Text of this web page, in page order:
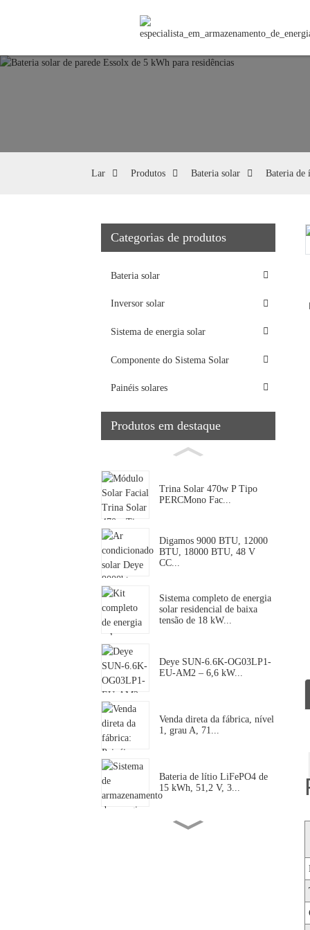
Lar Produtos Bateria solar Bateria de
Categorias de produtos
Bateria solar
Inversor solar
Sistema de energia solar
Componente do Sistema Solar
Painéis solares
Produtos em destaque
Trina Solar 470w P Tipo
PERCMono Fac...
Digamos 9000 BTU, 12000
BTU, 18000 BTU, 48 V
CC...
Sistema completo de energia
solar residencial de baixa
tensão de 18 kW...
Deye SUN-6.6K-OG03LP1-
EU-AM2 – 6,6 kW...
Venda direta da fábrica, nível
1, grau A, 71...
Bateria de lítio LiFePO4 de
15 kWh, 51,2 V, 3...
Loading...
Loading...